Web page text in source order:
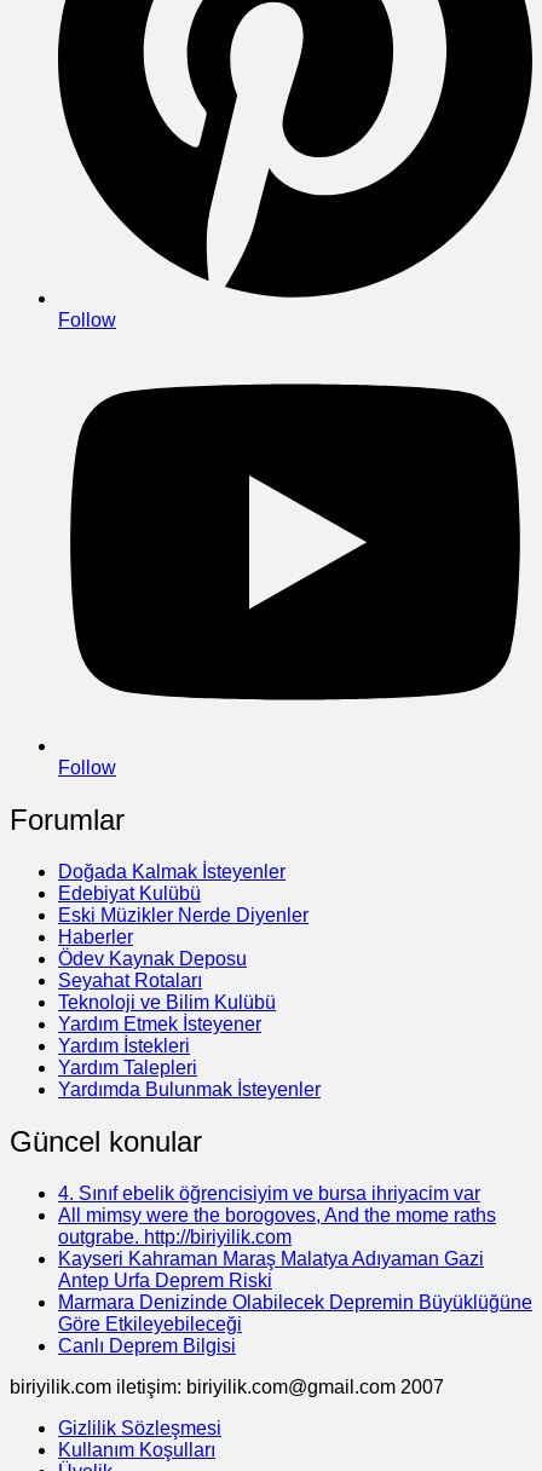
Follow
Follow
Forumlar
Doğada Kalmak İsteyenler
Edebiyat Kulübü
Eski Müzikler Nerde Diyenler
Haberler
Ödev Kaynak Deposu
Seyahat Rotaları
Teknoloji ve Bilim Kulübü
Yardım Etmek İsteyener
Yardım İstekleri
Yardım Talepleri
Yardımda Bulunmak İsteyenler
Güncel konular
4. Sınıf ebelik öğrencisiyim ve bursa ihriyacim var
All mimsy were the borogoves, And the mome raths
outgrabe. http://biriyilik.com
Kayseri Kahraman Maraş Malatya Adıyaman Gazi
Antep Urfa Deprem Riski
Marmara Denizinde Olabilecek Depremin Büyüklüğüne
Göre Etkileyebileceği
Canlı Deprem Bilgisi
biriyilik.com iletişim: biriyilik.com@gmail.com 2007
Gizlilik Sözleşmesi
Kullanım Koşulları